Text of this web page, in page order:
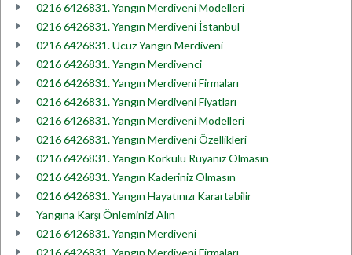
0216 6426831. Yangın Merdiveni Modelleri
0216 6426831. Yangın Merdiveni İstanbul
0216 6426831. Ucuz Yangın Merdiveni
0216 6426831. Yangın Merdivenci
0216 6426831. Yangın Merdiveni Firmaları
0216 6426831. Yangın Merdiveni Fiyatları
0216 6426831. Yangın Merdiveni Modelleri
0216 6426831. Yangın Merdiveni Özellikleri
0216 6426831. Yangın Korkulu Rüyanız Olmasın
0216 6426831. Yangın Kaderiniz Olmasın
0216 6426831. Yangın Hayatınızı Karartabilir
Yangına Karşı Önleminizi Alın
0216 6426831. Yangın Merdiveni
0216 6426831. Yangın Merdiveni Firmaları